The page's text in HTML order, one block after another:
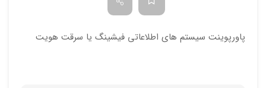
پاورپوینت سیستم های اطلاعاتی فیشینگ یا سرقت هویت